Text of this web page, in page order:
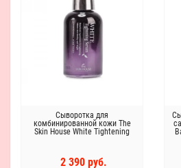
Сыворотка для
комбинированной кожи The
Skin House White Tightening
2 390 руб.